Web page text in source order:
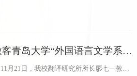
我校廖七一教授做客青岛大学“外国语言文学系列学术沙龙”
11月21日，我校翻译研究所所长廖七一教授应邀做客青岛大学外语学院“外国语言文学系列学术沙龙”，并作题为《典籍的外译的接受语境》的学术讲座。本次讲座由院长卞建华教授主持，外语学院师生参加。廖教授分享了...